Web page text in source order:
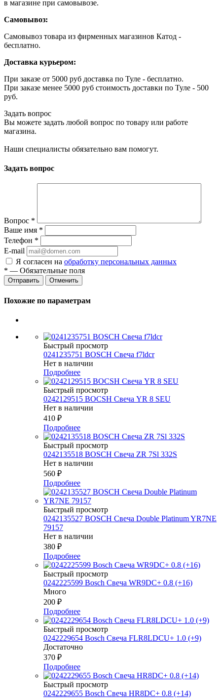
в магазине при самовывозе.
Самовывоз:
Самовывоз товара из фирменных магазинов Катод -
бесплатно.
Доставка курьером:
При заказе от 5000 руб доставка по Туле - бесплатно.
При заказе менее 5000 руб стоимость доставки по Туле - 500
руб.
Задать вопрос
Вы можете задать любой вопрос по товару или работе
магазина.
Наши специалисты обязательно вам помогут.
Задать вопрос
Вопрос *
Ваше имя *
Телефон *
E-mail
Я согласен на обработку персональных данных
* — Обязательные поля
Отменить
Похожие по параметрам
Быстрый просмотр
0241235751 BOSCH Свеча f7ldcr
Нет в наличии
Подробнее
Быстрый просмотр
0242129515 BOCSH Свеча YR 8 SEU
Нет в наличии
410 ₽
Подробнее
Быстрый просмотр
0242135518 BOSCH Свеча ZR 7Sl 332S
Нет в наличии
560 ₽
Подробнее
Быстрый просмотр
0242135527 BOSСH Свеча Double Platinum YR7NE
79157
Нет в наличии
380 ₽
Подробнее
Быстрый просмотр
0242225599 Bosch Свеча WR9DC+ 0.8 (+16)
Много
200 ₽
Подробнее
Быстрый просмотр
0242229654 Bosch Свеча FLR8LDCU+ 1.0 (+9)
Достаточно
370 ₽
Подробнее
Быстрый просмотр
0242229655 Bosch Свеча HR8DC+ 0.8 (+14)